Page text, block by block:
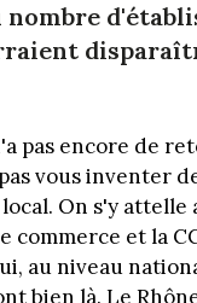
nombre
pas encore de
vous inventer
On s'y attelle
commerce et la
au niveau
bien là. Le